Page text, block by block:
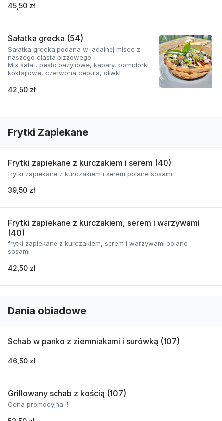
45,50 zł
Sałatka grecka (54)
Sałatka grecka podana w jadalnej misce z
naszego ciasta pizzowego
Mix sałat, pesto bazyliowe, kapary, pomidorki
koktajlowe, czerwona cebula, oliwki
42,50 zł
Frytki Zapiekane
Frytki zapiekane z kurczakiem i serem (40)
frytki zapiekane z kurczakiem i serem polane sosami
39,50 zł
Frytki zapiekane z kurczakiem, serem i warzywami
(40)
frytki zapiekane z kurczakiem, serem i warzywami polane
sosami
42,50 zł
Dania obiadowe
Schab w panko z ziemniakami i surówką (107)
46,50 zł
Grillowany schab z kością (107)
Cena promocyjna !!